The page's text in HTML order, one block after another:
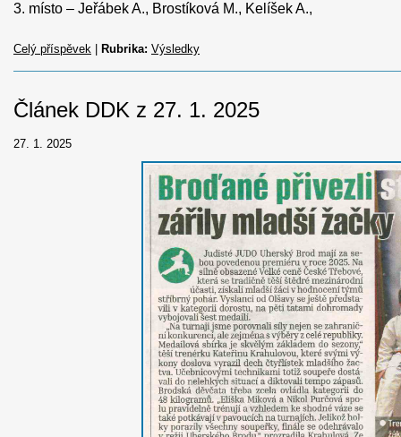
3. místo – Jeřábek A., Brostíková M., Kelíšek A.,
Celý příspěvek Rubrika: Výsledky
Článek DDK z 27. 1. 2025
27. 1. 2025